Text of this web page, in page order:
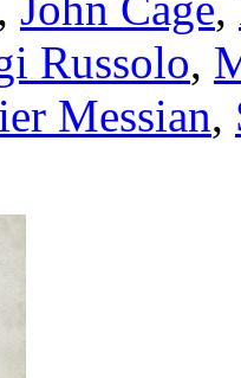
Russolo,
Messian,